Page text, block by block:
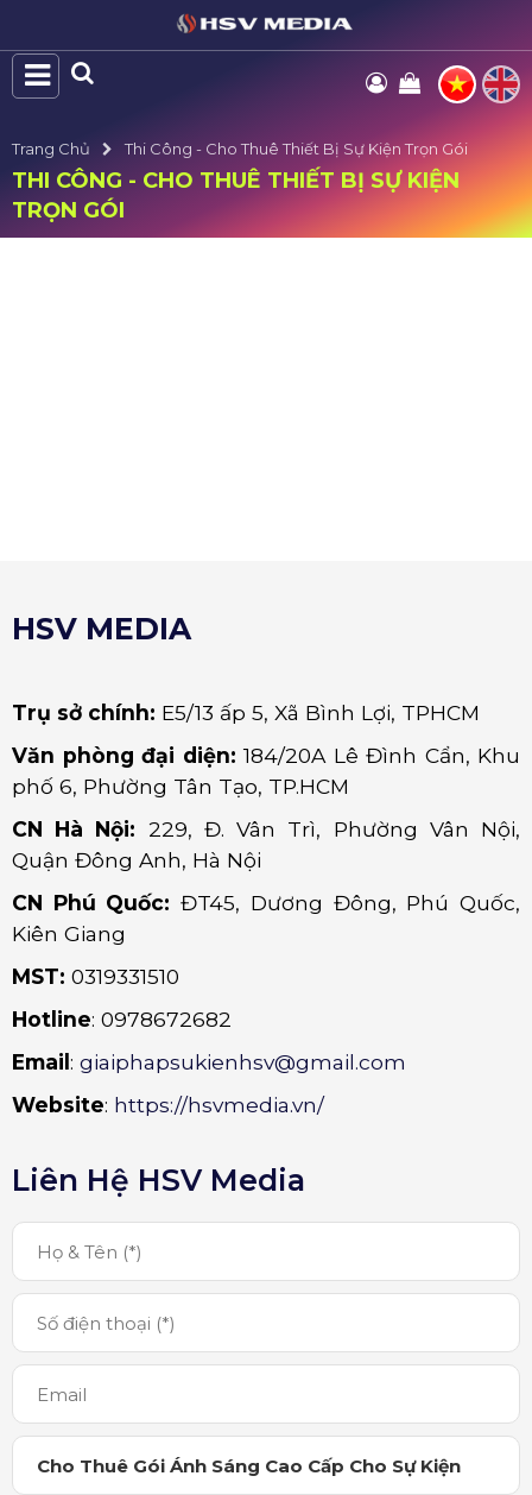
Trang Chủ Thi Công - Cho Thuê Thiết Bị Sự Kiện Trọn Gói
THI CÔNG - CHO THUÊ THIẾT BỊ SỰ KIỆN
TRỌN GÓI
HSV MEDIA
Trụ sở chính: E5/13 ấp 5, Xã Bình Lợi, TPHCM
Văn phòng đại diện: 184/20A Lê Đình Cẩn, Khu
phố 6, Phường Tân Tạo, TP.HCM
CN Hà Nội: 229, Đ. Vân Trì, Phường Vân Nội,
Quận Đông Anh, Hà Nội
CN Phú Quốc:ĐT45, Dương Đông, Phú Quốc,
Kiên Giang
MST: 0319331510
Hotline: 0978672682
Email : giaiphapsukienhsv@gmail.com
Website: https://hsvmedia.vn/
Liên Hệ HSV Media